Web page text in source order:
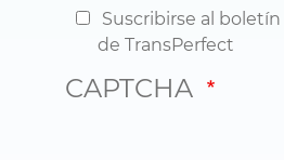
Suscribirse al
de TransPerfect
CAPTCHA